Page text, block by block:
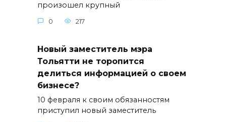
произошел крупный
0 217
Новый заместитель мэра
Тольятти не торопится
делиться информацией о своем
бизнесе?
10 февраля к своим обязанностям
приступил новый заместитель